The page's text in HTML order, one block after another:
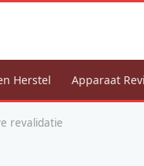
Herstel Apparaat
revalidatie